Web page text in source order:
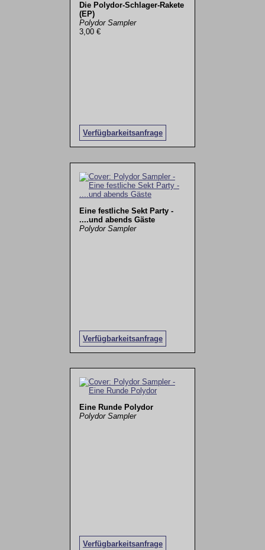
Die Polydor-Schlager-Rakete
(EP)
Polydor Sampler
3,00 €
Verfügbarkeitsanfrage
Eine festliche Sekt Party -
....und abends Gäste
Polydor Sampler
Verfügbarkeitsanfrage
Eine Runde Polydor
Polydor Sampler
Verfügbarkeitsanfrage